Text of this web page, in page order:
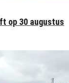
op 30 augustus